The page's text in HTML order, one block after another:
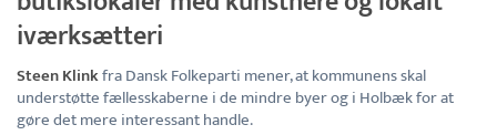
iværksætteri
Steen Klinkfra Dansk Folkeparti mener, at kommunens skal
understøtte fællesskaberne i de mindre byer og i Holbæk for at
gøre det mere interessant handle.